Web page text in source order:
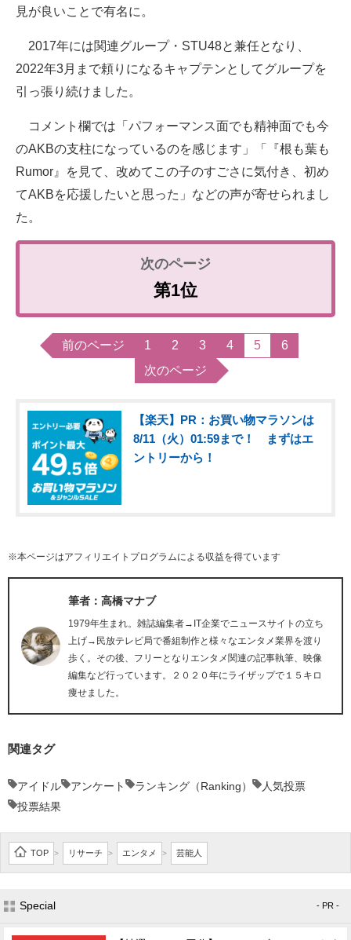
見が良いことで有名に。
2017年には関連グループ・STU48と兼任となり、
2022年3月まで頼りになるキャプテンとしてグループを
引っ張り続けました。
コメント欄では「パフォーマンス面でも精神面でも今
のAKBの支柱になっているのを感じます」「『根も葉も
Rumor』を見て、改めてこの子のすごさに気付き、初め
てAKBを応援したいと思った」などの声が寄せられまし
た。
第1位
前のページ 1 2 3 4 5
6
次のページ
【楽天】PR：お買い物マラソンは
8/11（火）01:59まで！ まずはエ
ントリーから！
※本ページはアフィリエイトプログラムによる収益を得ています
筆者：高橋マナブ
1979年生まれ。雑誌編集者→IT企業でニュースサイトの立ち
上げ→民放テレビ局で番組制作と様々なエンタメ業界を渡り
歩く。その後、フリーとなりエンタメ関連の記事執筆、映像
編集など行っています。２０２０年にライザップで１５キロ
痩せました。
関連タグ
アイドル アンケート ランキング（Ranking）
人気投票
投票結果
TOP > リサーチ > エンタメ > 芸能人
Special - PR -